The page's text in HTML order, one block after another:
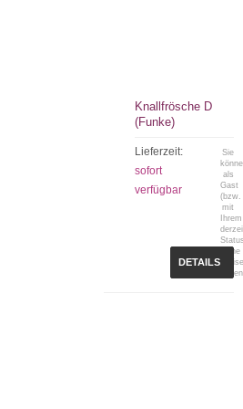
Knallfrösche D
(Funke)
Lieferzeit:
sofort
verfügbar
Sie
als
Gast
(bzw.
mit
Ihrem
keine
DETAILS